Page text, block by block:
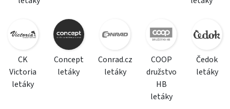
CK
Victoria
letáky
Concept
letáky
Conrad.cz
letáky
COOP
družstvo
HB
letáky
Čedok
letáky